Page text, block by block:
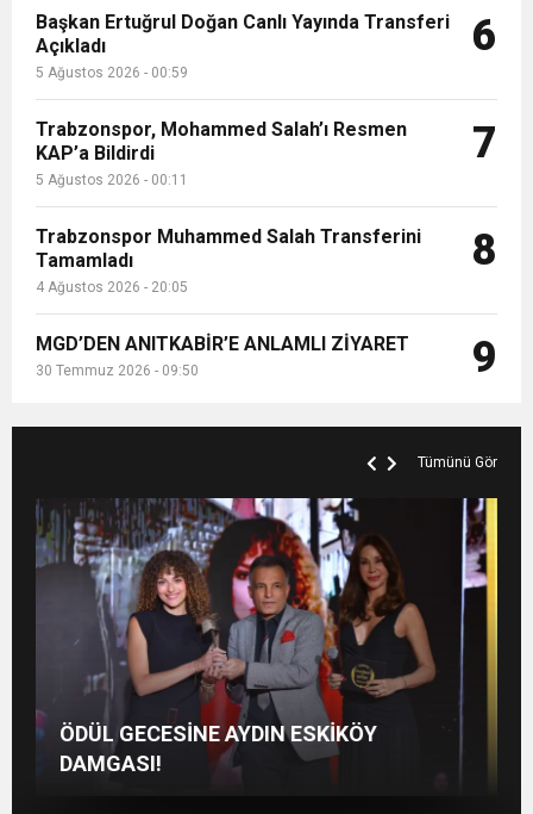
Başkan Ertuğrul Doğan Canlı Yayında Transferi
Açıkladı
5 Ağustos 2026 - 00:59
6
Trabzonspor, Mohammed Salah’ı Resmen
KAP’a Bildirdi
5 Ağustos 2026 - 00:11
7
Trabzonspor Muhammed Salah Transferini
Tamamladı
4 Ağustos 2026 - 20:05
8
MGD’DEN ANITKABİR’E ANLAMLI ZİYARET
30 Temmuz 2026 - 09:50 9
Tümünü Gör
Aslı Sipahi, Londra’da Dostlarıyla Hasret
Giderdi
ÖDÜL GECESİNE AYDIN ESKİKÖY
DAMGASI!
M Lisa ve Dolu Kadehi Ters Tut’tan Yeni İş
AYLİNCE VE SERDAR ORTAÇ’TAN YAZA
“ROMANTİK AŞK” BOMBASI!